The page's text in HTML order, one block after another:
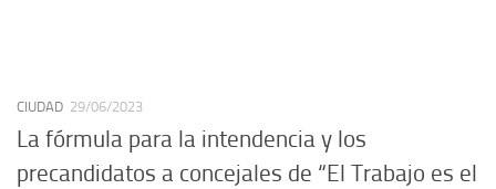
CIUDAD 29/06/2023
La fórmula para la intendencia y los
precandidatos a concejales de “El Trabajo es el